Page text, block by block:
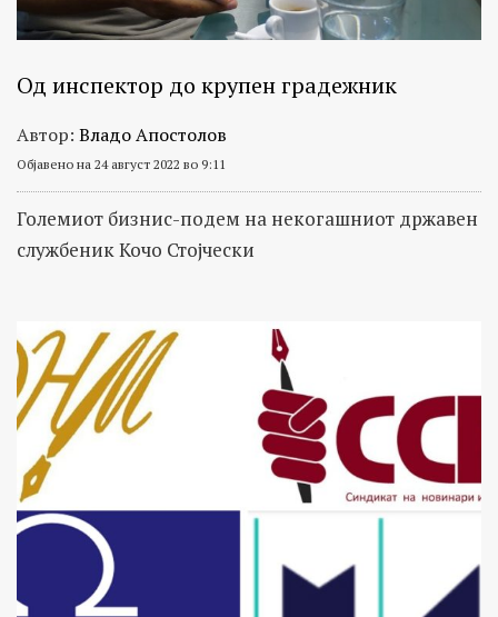
Од инспектор до крупен градежник
Автор: Владо Апостолов
Објавено на 24 август 2022 во 9:11
Големиот бизнис-подем на некогашниот државен
службеник Кочо Стојчески